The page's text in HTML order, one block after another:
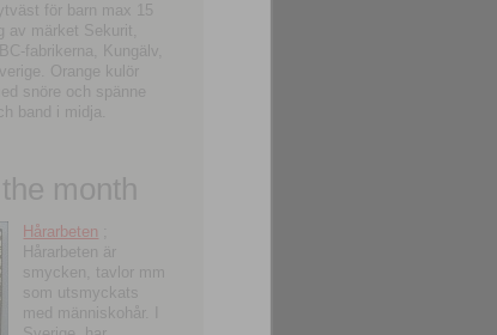
för barn max 15
av märket Sekurit,
fabrikerna, Kungälv,
Orange kulör
snöre och spänne
band i midja.
month
Hårarbeten
Hårarbeten är
smycken, tavlor mm
som utsmyckats
med människohår. I